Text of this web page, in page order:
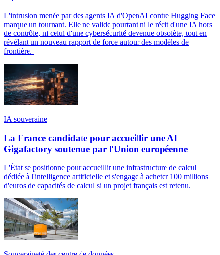
L'intrusion menée par des agents IA d'OpenAI contre Hugging Face
marque un tournant. Elle ne valide pourtant ni le récit d'une IA hors
de contrôle, ni celui d'une cybersécurité devenue obsolète, tout en
révélant un nouveau rapport de force autour des modèles de
frontière.
IA souveraine
La France candidate pour accueillir une AI
Gigafactory soutenue par l'Union européenne
L'État se positionne pour accueillir une infrastructure de calcul
dédiée à l'intelligence artificielle et s'engage à acheter 100 millions
d'euros de capacités de calcul si un projet français est retenu.